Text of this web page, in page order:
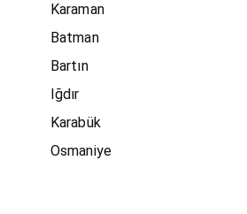
Karaman
Batman
Bartın
Iğdır
Karabük
Osmaniye